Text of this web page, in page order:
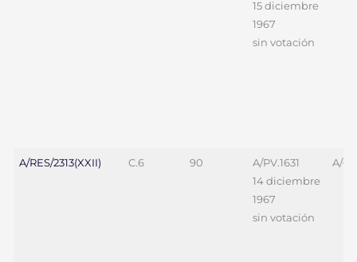
15 diciembre
1967
sin votación
A/RES/2313(XXII) C.6 90
A/PV.1631
14 diciembre
1967
sin votación
A/